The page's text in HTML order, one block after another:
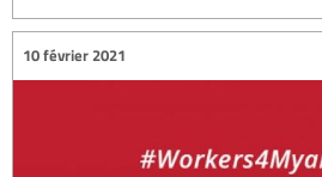
10 février 2021